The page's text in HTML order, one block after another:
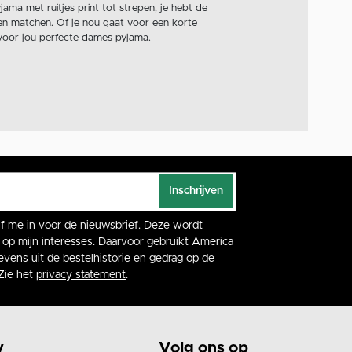
met ruitjes print tot strepen, je hebt de
matchen. Of je nou gaat voor een korte
jou perfecte dames pyjama.
to go. Wil je wel een avondje chillen op de
collectie. Heb je jouw perfecte
Inschrijven
me in voor de nieuwsbrief. Deze wordt
mijn interesses. Daarvoor gebruikt America
uit de bestelhistorie en gedrag op de
het privacy statement.
Volg ons op